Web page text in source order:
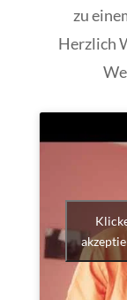
zu
Herzlich